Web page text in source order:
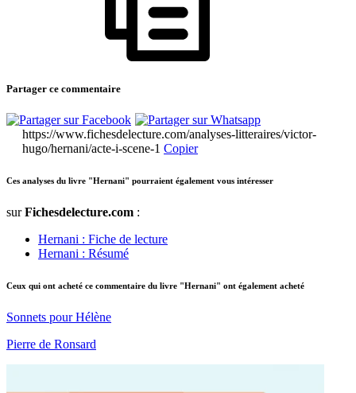
Partager ce commentaire
https://www.fichesdelecture.com/analyses-litteraires/victor-
hugo/hernani/acte-i-scene-1 Copier
Ces analyses du livre "Hernani" pourraient également vous intéresser
surFichesdelecture.com :
Hernani : Fiche de lecture
Hernani : Résumé
Ceux qui ont acheté ce commentaire du livre "Hernani" ont également acheté
Sonnets pour Hélène
Pierre de Ronsard